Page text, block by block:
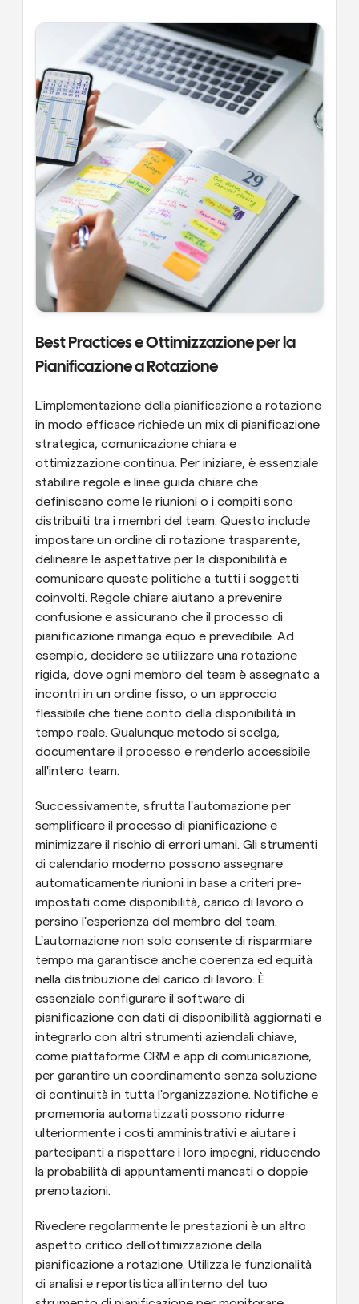
Best Practices e Ottimizzazione per la
Pianificazione a Rotazione
L'implementazione della pianificazione a rotazione
in modo efficace richiede un mix di pianificazione
strategica, comunicazione chiara e
ottimizzazione continua. Per iniziare, è essenziale
stabilire regole e linee guida chiare che
definiscano come le riunioni o i compiti sono
distribuiti tra i membri del team. Questo include
impostare un ordine di rotazione trasparente,
delineare le aspettative per la disponibilità e
comunicare queste politiche a tutti i soggetti
coinvolti. Regole chiare aiutano a prevenire
confusione e assicurano che il processo di
pianificazione rimanga equo e prevedibile. Ad
esempio, decidere se utilizzare una rotazione
rigida, dove ogni membro del team è assegnato a
incontri in un ordine fisso, o un approccio
flessibile che tiene conto della disponibilità in
tempo reale. Qualunque metodo si scelga,
documentare il processo e renderlo accessibile
all'intero team.
Successivamente, sfrutta l'automazione per
semplificare il processo di pianificazione e
minimizzare il rischio di errori umani. Gli strumenti
di calendario moderno possono assegnare
automaticamente riunioni in base a criteri pre-
impostati come disponibilità, carico di lavoro o
persino l'esperienza del membro del team.
L'automazione non solo consente di risparmiare
tempo ma garantisce anche coerenza ed equità
nella distribuzione del carico di lavoro. È
essenziale configurare il software di
pianificazione con dati di disponibilità aggiornati e
integrarlo con altri strumenti aziendali chiave,
come piattaforme CRM e app di comunicazione,
per garantire un coordinamento senza soluzione
di continuità in tutta l'organizzazione. Notifiche e
promemoria automatizzati possono ridurre
ulteriormente i costi amministrativi e aiutare i
partecipanti a rispettare i loro impegni, riducendo
la probabilità di appuntamenti mancati o doppie
prenotazioni.
Rivedere regolarmente le prestazioni è un altro
aspetto critico dell'ottimizzazione della
pianificazione a rotazione. Utilizza le funzionalità
di analisi e reportistica all'interno del tuo